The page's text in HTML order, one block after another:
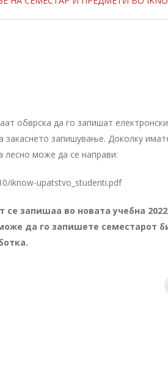
обврска да го запишат
закаснето запишување. Доколку
лесно може да се направи:
iknow-upatstvo_studenti.pdf
запишаа во новата учебна
да го запишете семестарот